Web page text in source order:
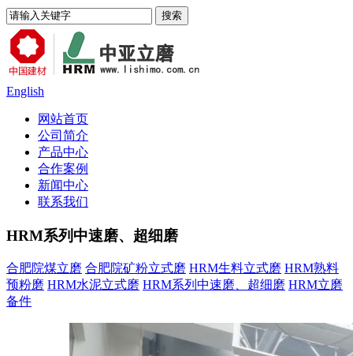
English
网站首页
公司简介
产品中心
合作案例
新闻中心
联系我们
HRM系列中速磨、超细磨
合肥院煤立磨 合肥院矿粉立式磨 HRM生料立式磨 HRM熟料
预粉磨 HRM水泥立式磨 HRM系列中速磨、超细磨 HRM立磨
备件